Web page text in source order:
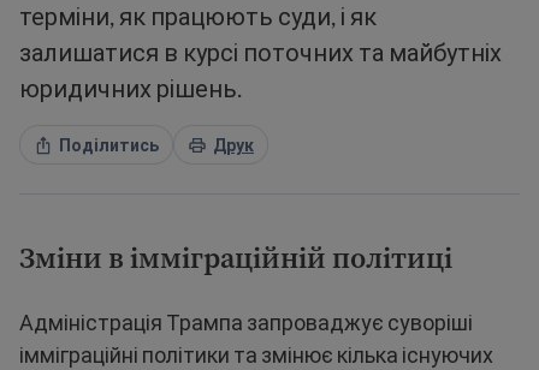
терміни, як працюють суди, і як
залишатися в курсі поточних та майбутніх
юридичних рішень.
Поділитись Друк
Зміни в імміграційній політиці
Адміністрація Трампа запроваджує суворіші
імміграційні політики та змінює кілька існуючих